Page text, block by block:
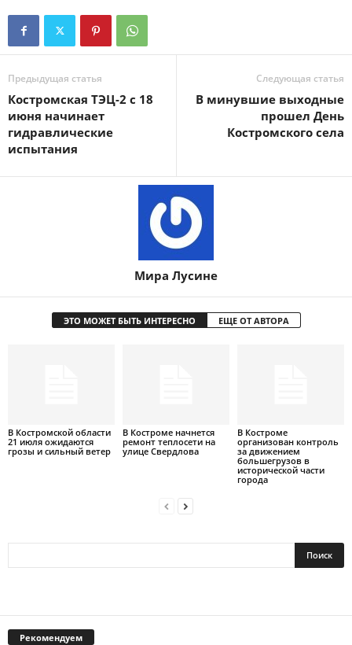
Предыдущая статья
Костромская ТЭЦ-2 с 18
июня начинает
гидравлические
испытания
Следующая статья
В минувшие выходные
прошел День
Костромского села
Мира Лусине
ЭТО МОЖЕТ БЫТЬ ИНТЕРЕСНО ЕЩЕ ОТ АВТОРА
В Костромской области
21 июля ожидаются
грозы и сильный ветер
В Костроме начнется
ремонт теплосети на
улице Свердлова
В Костроме
организован контроль
за движением
большегрузов в
исторической части
города
Рекомендуем